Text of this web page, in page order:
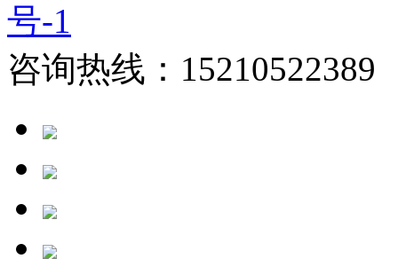
号-1
咨询热线：